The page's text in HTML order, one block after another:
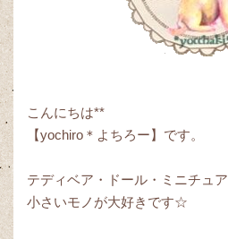
こんにちは**
【yochiro＊よちろー】です。
テディベア・ドール・ミニチュア
小さいモノが大好きです☆